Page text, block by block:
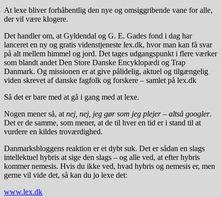
At lexe bliver forhåbentlig den nye og omsiggribende vane for alle,
der vil være klogere.
Det handler om, at Gyldendal og G. E. Gades fond i dag har
lanceret en ny og gratis videnstjeneste lex.dk, hvor man kan få svar
på alt mellem himmel og jord. Det tages udgangspunkt i flere værker
som blandt andet Den Store Danske Encyklopædi og Trap
Danmark. Og missionen er at give pålidelig, aktuel og tilgængelig
viden skrevet af danske fagfolk og forskere – samlet på lex.dk
Så det er bare med at gå i gang med at lexe.
Nogen mener så, at nej, nej, jeg gør som jeg plejer – altså googler.
Det er de samme, som mener, at de til hver en tid er i stand til at
vurdere en kildes troværdighed.
Danmarksbloggens reaktion er et dybt suk. Det er sådan en slags
intellektuel hybris at sige den slags – og alle ved, at efter hybris
kommer nemesis. Hvis du ikke ved, hvad hybris og nemesis er, men
gerne vil vide det, så kan du jo lexe det:
www.lex.dk